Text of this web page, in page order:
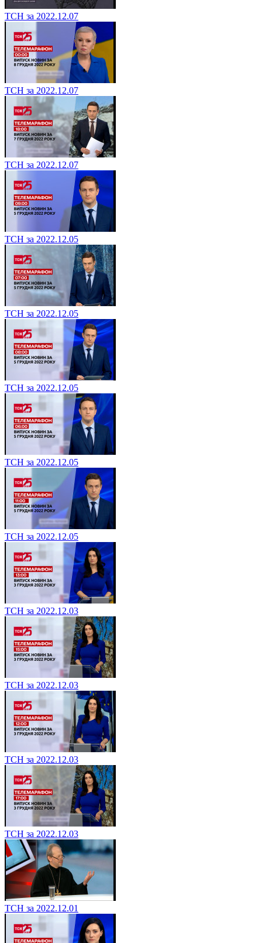
ТСН за 2022.12.07
ТСН за 2022.12.07
ТСН за 2022.12.07
ТСН за 2022.12.05
ТСН за 2022.12.05
ТСН за 2022.12.05
ТСН за 2022.12.05
ТСН за 2022.12.05
ТСН за 2022.12.03
ТСН за 2022.12.03
ТСН за 2022.12.03
ТСН за 2022.12.03
ТСН за 2022.12.01